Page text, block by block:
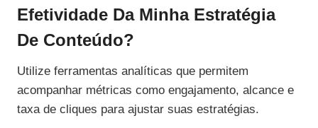
Efetividade Da Minha Estratégia
De Conteúdo?
Utilize ferramentas analíticas que permitem
acompanhar métricas como engajamento, alcance e
taxa de cliques para ajustar suas estratégias.